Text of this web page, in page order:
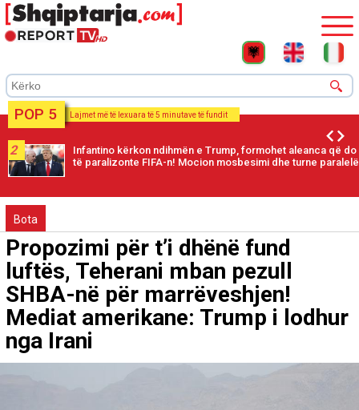
POP 5 Lajmet më të lexuara të 5 minutave të fundit
2
Infantino kërkon ndihmën e Trump, formohet aleanca që do
të paralizonte FIFA-n! Mocion mosbesimi dhe turne paralelë
Bota
Propozimi për t’i dhënë fund
luftës, Teherani mban pezull
SHBA-në për marrëveshjen!
Mediat amerikane: Trump i lodhur
nga Irani